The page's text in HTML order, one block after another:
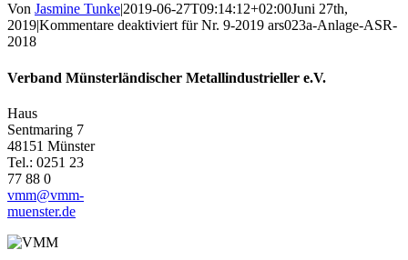
Von Jasmine Tunke|2019-06-27T09:14:12+02:00Juni 27th,
2019|Kommentare deaktiviertfür Nr. 9-2019 ars023a-Anlage-ASR-
2018
Verband Münsterländischer Metallindustrieller e.V.
Haus
Sentmaring 7
48151 Münster
Tel.: 0251 23
77 88 0
vmm@vmm-
muenster.de